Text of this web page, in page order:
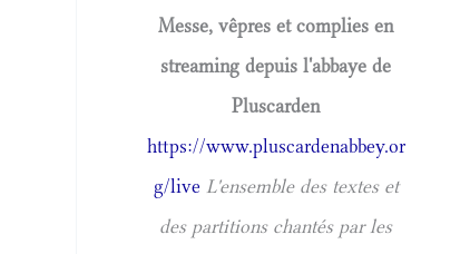
Messe, vêpres et complies en
streaming depuis l'abbaye de
Pluscarden
https://www.pluscardenabbey.or
g/live L'ensemble des textes et
des partitions chantés par les